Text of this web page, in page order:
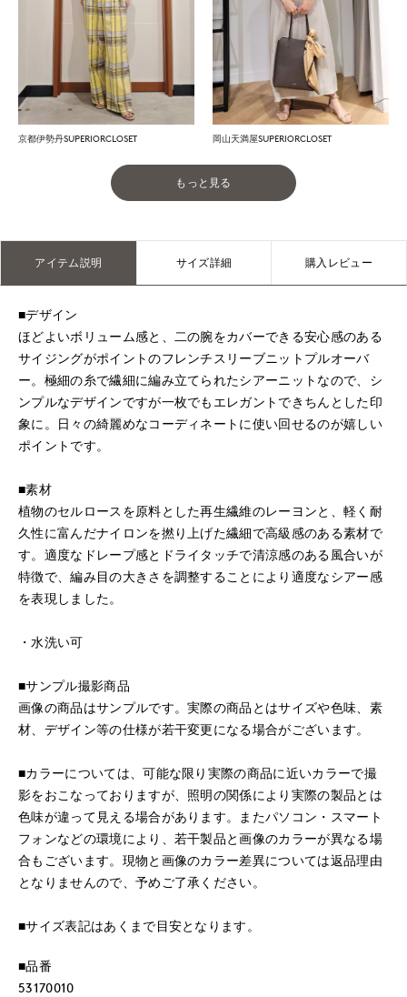
京都伊勢丹SUPERIORCLOSET 岡山天満屋SUPERIORCLOSET
もっと見る
アイテム説明 サイズ詳細 購入レビュー
■デザイン
ほどよいボリューム感と、二の腕をカバーできる安心感のある
サイジングがポイントのフレンチスリーブニットプルオーバ
ー。極細の糸で繊細に編み立てられたシアーニットなので、シ
ンプルなデザインですが一枚でもエレガントできちんとした印
象に。日々の綺麗めなコーディネートに使い回せるのが嬉しい
ポイントです。
■素材
植物のセルロースを原料とした再生繊維のレーヨンと、軽く耐
久性に富んだナイロンを撚り上げた繊細で高級感のある素材で
す。適度なドレープ感とドライタッチで清涼感のある風合いが
特徴で、編み目の大きさを調整することにより適度なシアー感
を表現しました。
・水洗い可
■サンプル撮影商品
画像の商品はサンプルです。実際の商品とはサイズや色味、素
材、デザイン等の仕様が若干変更になる場合がございます。
■カラーについては、可能な限り実際の商品に近いカラーで撮
影をおこなっておりますが、照明の関係により実際の製品とは
色味が違って見える場合があります。またパソコン・スマート
フォンなどの環境により、若干製品と画像のカラーが異なる場
合もございます。現物と画像のカラー差異については返品理由
となりませんので、予めご了承ください。
■サイズ表記はあくまで目安となります。
■品番
53170010